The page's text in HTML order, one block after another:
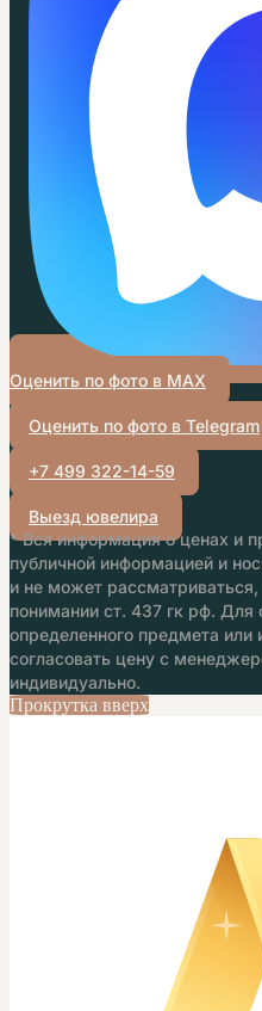
Оценить по фото в MAX
Оценить по фото в Telegram
+7 499 322-14-59
Выезд ювелира
* Вся информация о ценах и
публичной информацией и
и не может
понимании ст. 437 гк рф.
определенного предмета или
согласовать цену с
индивидуально.
Прокрутка вверх